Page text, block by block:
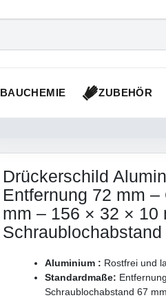
BAUCHEMIE ZUBEHÖR
Drückerschild
Entfernung 72 mm
mm – 156 × 32 × 10
Schraublochabstand
Aluminium : Rostfrei und
Standardmaße:
Schraublochabstand 67 mm